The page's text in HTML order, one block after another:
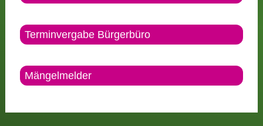
Terminvergabe Bürgerbüro
Mängelmelder